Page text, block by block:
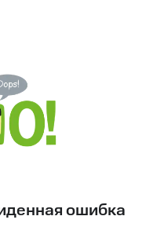
ошибка